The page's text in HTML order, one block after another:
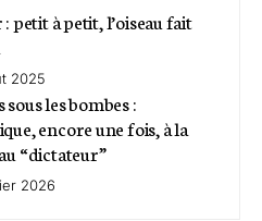
petit à petit, l’oiseau fait
2025
sous les bombes :
encore une fois, à la
“dictateur”
2026